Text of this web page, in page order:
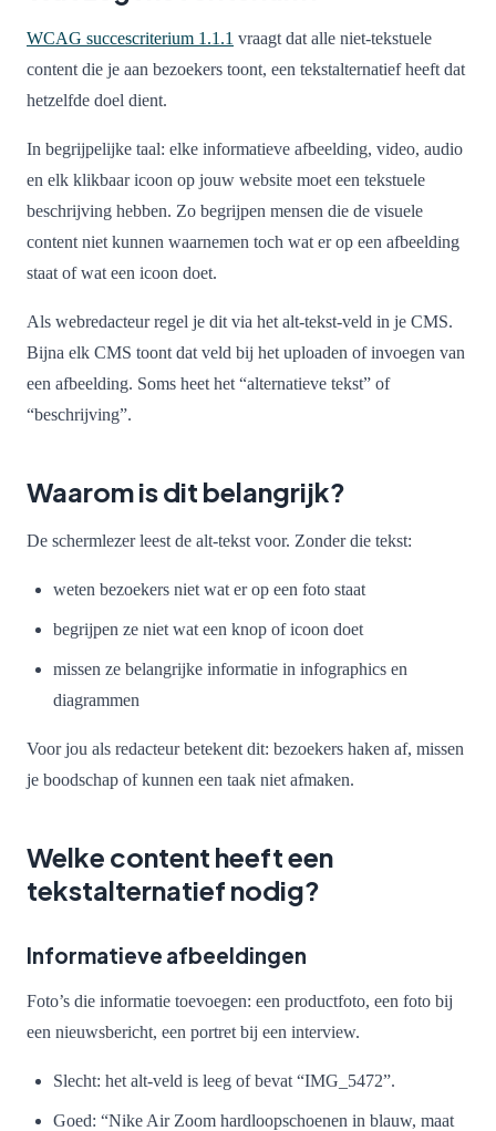
WCAG succescriterium 1.1.1 vraagt dat alle niet-tekstuele
content die je aan bezoekers toont, een tekstalternatief heeft dat
hetzelfde doel dient.
In begrijpelijke taal: elke informatieve afbeelding, video, audio
en elk klikbaar icoon op jouw website moet een tekstuele
beschrijving hebben. Zo begrijpen mensen die de visuele
content niet kunnen waarnemen toch wat er op een afbeelding
staat of wat een icoon doet.
Als webredacteur regel je dit via het alt-tekst-veld in je CMS.
Bijna elk CMS toont dat veld bij het uploaden of invoegen van
een afbeelding. Soms heet het “alternatieve tekst” of
“beschrijving”.
Waarom is dit belangrijk?
De schermlezer leest de alt-tekst voor. Zonder die tekst:
weten bezoekers niet wat er op een foto staat
begrijpen ze niet wat een knop of icoon doet
missen ze belangrijke informatie in infographics en
diagrammen
Voor jou als redacteur betekent dit: bezoekers haken af, missen
je boodschap of kunnen een taak niet afmaken.
Welke content heeft een
tekstalternatief nodig?
Informatieve afbeeldingen
Foto’s die informatie toevoegen: een productfoto, een foto bij
een nieuwsbericht, een portret bij een interview.
Slecht: het alt-veld is leeg of bevat “IMG_5472”.
Goed: “Nike Air Zoom hardloopschoenen in blauw, maat